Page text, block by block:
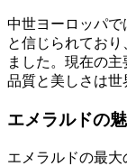
中世ヨーロッパで
と信じられてお
ました。現在の
品質と美しさは世
エメラルドの
エメラルドの最